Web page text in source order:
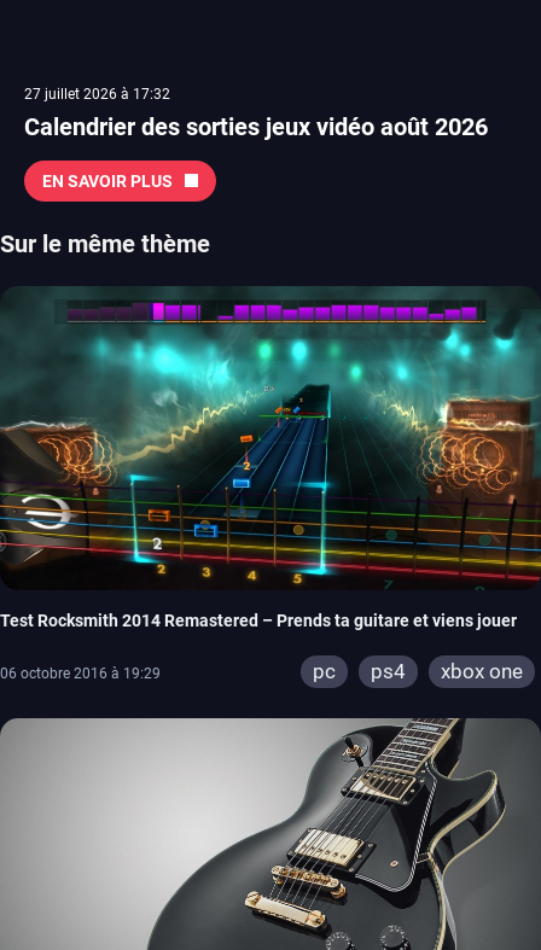
27 juillet 2026 à 17:32
Calendrier des sorties jeux vidéo août 2026
EN SAVOIR PLUS
Sur le même thème
Test Rocksmith 2014 Remastered – Prends ta guitare et viens jouer
06 octobre 2016 à 19:29 pc ps4 xbox one